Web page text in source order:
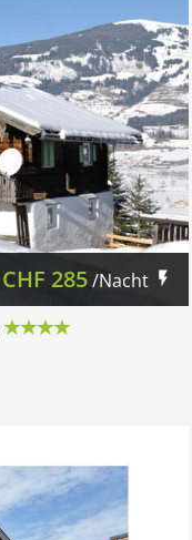
CHF 285/Nacht